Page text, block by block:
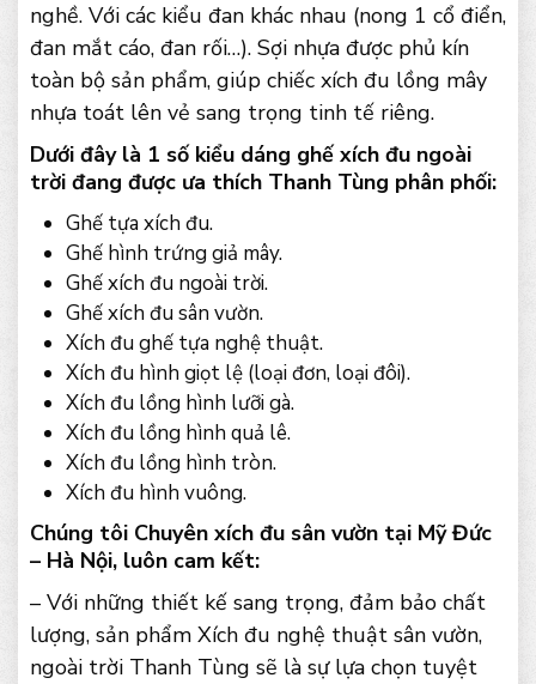
nghề. Với các kiểu đan khác nhau (nong 1 cổ điển,
đan mắt cáo, đan rối…). Sợi nhựa được phủ kín
toàn bộ sản phẩm, giúp chiếc xích đu lồng mây
nhựa toát lên vẻ sang trọng tinh tế riêng.
Dưới đây là 1 số kiểu dáng ghế xích đu ngoài
trời đang được ưa thích Thanh Tùng phân phối:
Ghế tựa xích đu.
Ghế hình trứng giả mây.
Ghế xích đu ngoài trời.
Ghế xích đu sân vườn.
Xích đu ghế tựa nghệ thuật.
Xích đu hình giọt lệ (loại đơn, loại đôi).
Xích đu lồng hình lưỡi gà.
Xích đu lồng hình quả lê.
Xích đu lồng hình tròn.
Xích đu hình vuông.
Chúng tôi Chuyên xích đu sân vườn tại Mỹ Đức
– Hà Nội, luôn cam kết:
– Với những thiết kế sang trọng, đảm bảo chất
lượng, sản phẩm Xích đu nghệ thuật sân vườn,
ngoài trời Thanh Tùng sẽ là sự lựa chọn tuyệt